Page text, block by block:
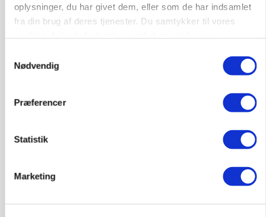
oplysninger, du har givet dem, eller som de har indsamlet
fra din brug af deres tjenester. Du samtykker til vores
Nødvendig
Præferencer
Statistik
Marketing
»Nu stopper I«: Landbrugsdebattør og
protestgruppe vil demonstrere mod ny
gødskningslov